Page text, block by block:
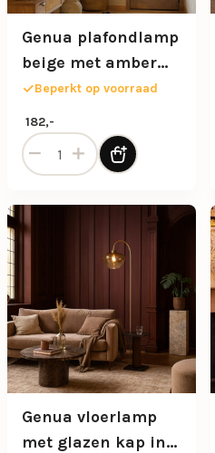
Genua plafondlamp
beige met amber
glas
Beperkt op voorraad
182,-
Genua plafondlamp beige
Genua vloerlamp
met glazen kap in